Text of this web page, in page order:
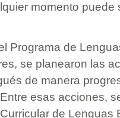
momento puede
Programa de
se planearon las
de manera
esas acciones,
de Lenguas